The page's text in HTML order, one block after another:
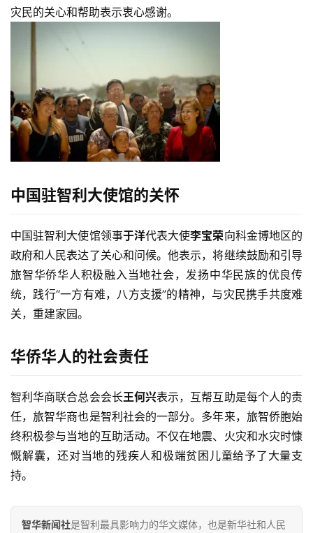
灾民的关心和帮助表示衷心感谢。
中国驻智利大使馆的关怀
中国驻智利大使馆领事于洋代表大使李宝荣向科金博地区的
政府和人民表达了关心和问候。他表示，将继续鼓励和引导
旅智华侨华人积极融入当地社会，发扬中华民族的优良传
统，践行“一方有难，八方支援”的精神，与灾民携手共度难
关，重建家园。
华侨华人的社会责任
智利华商联合总会会长王何兴表示，互帮互助是每个人的责
任，旅智华商也是智利社会的一部分。多年来，旅智侨胞始
终积极参与当地的互助活动。不仅在地震、火灾和水灾时慷
慨解囊，还对当地的残疾人和极端贫困儿童给予了大量支
持。
智华新闻社是智利最具影响力的华文媒体，也是新华社和人民